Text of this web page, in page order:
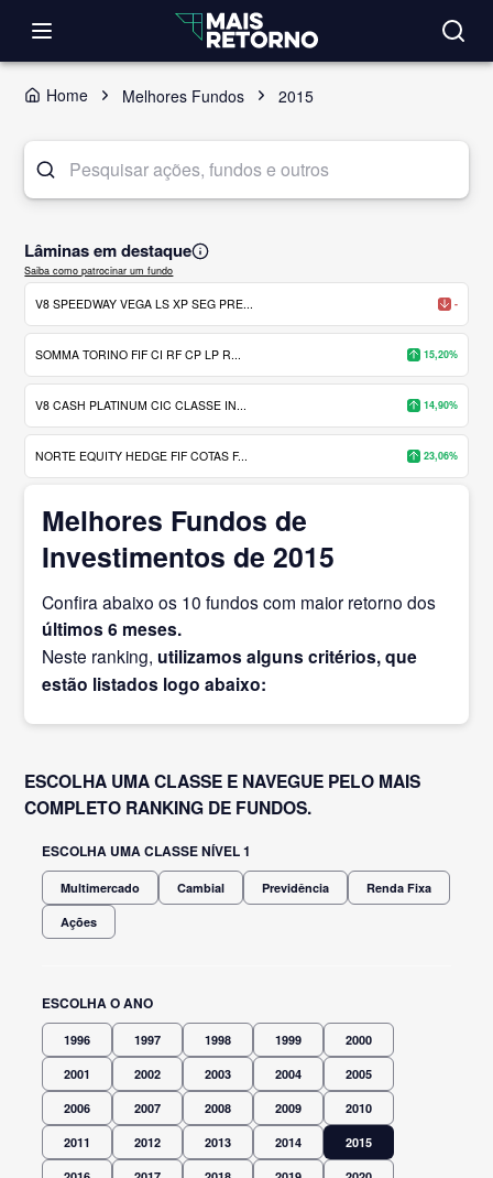
Home Melhores Fundos 2015
Lâminas em destaque
Saiba como patrocinar um fundo
V8 SPEEDWAY VEGA LS XP SEG PRE... -
SOMMA TORINO FIF CI RF CP LP R... 15,20%
V8 CASH PLATINUM CIC CLASSE IN... 14,90%
NORTE EQUITY HEDGE FIF COTAS F... 23,06%
Melhores Fundos de
Investimentos de 2015
Confira abaixo os 10 fundos com maior retorno dos
últimos 6 meses.
Neste ranking, utilizamos alguns critérios, que
estão listados logo abaixo:
ESCOLHA UMA CLASSE E NAVEGUE PELO MAIS
COMPLETO RANKING DE FUNDOS.
ESCOLHA UMA CLASSE NÍVEL 1
Multimercado Cambial Previdência Renda Fixa
Ações
ESCOLHA O ANO
1996 1997 1998 1999 2000
2001 2002 2003 2004 2005
2006 2007 2008 2009 2010
2011 2012 2013 2014 2015